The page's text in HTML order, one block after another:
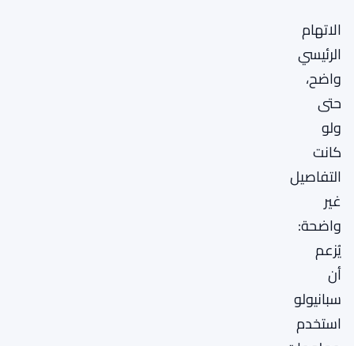
الاتهام
الرئيسي
واضح،
حتى
ولو
كانت
التفاصيل
غير
واضحة:
يُزعم
أن
سبانيولو
استخدم